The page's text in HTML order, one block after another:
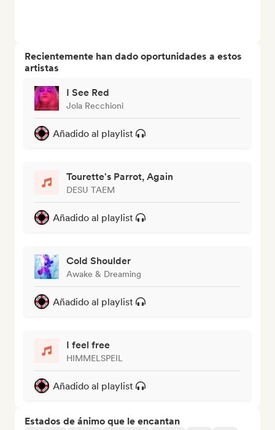
Recientemente han dado oportunidades a estos
artistas
I See Red
Jola Recchioni
Añadido al playlist
Tourette's Parrot, Again
DESU TAEM
Añadido al playlist
Cold Shoulder
Awake & Dreaming
Añadido al playlist
I feel free
HIMMELSPEIL
Añadido al playlist
Estados de ánimo que le encantan